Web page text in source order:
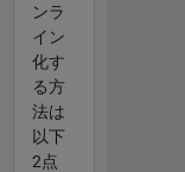
ンラ
イン
化す
る方
法は
以下
2点